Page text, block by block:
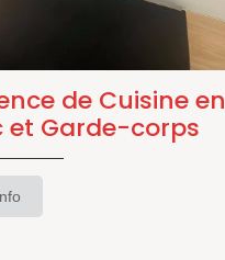
de Cuisine en
et Garde-corps